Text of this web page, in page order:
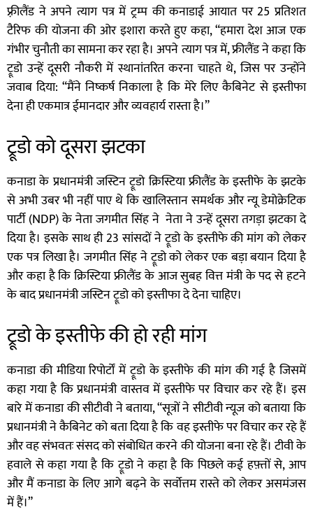
फ़्रीलैंड ने अपने त्याग पत्र में ट्रम्प की कनाडाई आयात पर 25 प्रतिशत
टैरिफ की योजना की ओर इशारा करते हुए कहा, “हमारा देश आज एक
गंभीर चुनौती का सामना कर रहा है। अपने त्याग पत्र में, फ्रीलैंड ने कहा कि
ट्रूडो उन्हें दूसरी नौकरी में स्थानांतरित करना चाहते थे, जिस पर उन्होंने
जवाब दिया: “मैंने निष्कर्ष निकाला है कि मेरे लिए कैबिनेट से इस्तीफा
देना ही एकमात्र ईमानदार और व्यवहार्य रास्ता है।”
ट्रूडो को दूसरा झटका
कनाडा के प्रधानमंत्री जस्टिन ट्रूडो क्रिस्टिया फ्रीलैंड के इस्तीफे के झटके
से अभी उबर भी नहीं पाए थे कि खालिस्तान समर्थक और न्यू डेमोक्रेटिक
पार्टी (NDP) के नेता जगमीत सिंह ने नेता ने उन्हें दूसरा तगड़ा झटका दे
दिया है। इसके साथ ही 23 सांसदों ने ट्रूडो के इस्तीफे की मांग को लेकर
एक पत्र लिखा है। जगमीत सिंह ने ट्रूडो को लेकर एक बड़ा बयान दिया है
और कहा है कि क्रिस्टिया फ्रीलैंड के आज सुबह वित्त मंत्री के पद से हटने
के बाद प्रधानमंत्री जस्टिन ट्रूडो को इस्तीफा दे देना चाहिए।
ट्रूडो के इस्तीफे की हो रही मांग
कनाडा की मीडिया रिपोर्टों में ट्रूडो के इस्तीफे की मांग की गई है जिसमें
कहा गया है कि प्रधानमंत्री वास्तव में इस्तीफे पर विचार कर रहे हैं। इस
बारे में कनाडा की सीटीवी ने बताया, “सूत्रों ने सीटीवी न्यूज को बताया कि
प्रधानमंत्री ने कैबिनेट को बता दिया है कि वह इस्तीफे पर विचार कर रहे हैं
और वह संभवतः संसद को संबोधित करने की योजना बना रहे हैं। टीवी के
हवाले से कहा गया है कि ट्रूडो ने कहा है कि पिछले कई हफ़्तों से, आप
और मैं कनाडा के लिए आगे बढ़ने के सर्वोत्तम रास्ते को लेकर असमंजस
में हैं।”